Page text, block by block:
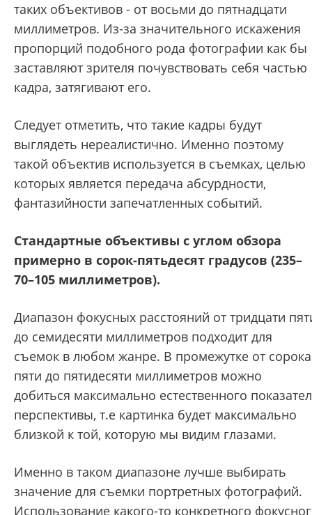
таких объективов - от восьми до пятнадцати
миллиметров. Из-за значительного искажения
пропорций подобного рода фотографии как бы
заставляют зрителя почувствовать себя частью
кадра, затягивают его.
Следует отметить, что такие кадры будут
выглядеть нереалистично. Именно поэтому
такой объектив используется в съемках, целью
которых является передача абсурдности,
фантазийности запечатленных событий.
Стандартные объективы с углом обзора
примерно в сорок-пятьдесят градусов (235–
70–105 миллиметров).
Диапазон фокусных расстояний от тридцати
до семидесяти миллиметров подходит для
съемок в любом жанре. В промежутке от сорока
пяти до пятидесяти миллиметров можно
добиться максимально естественного
перспективы, т.е картинка будет максимально
близкой к той, которую мы видим глазами.
Именно в таком диапазоне лучше выбирать
значение для съемки портретных фотографий.
Использование какого-то конкретного